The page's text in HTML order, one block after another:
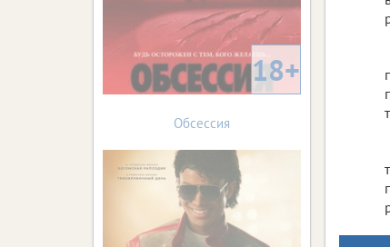
18+
Обсессия